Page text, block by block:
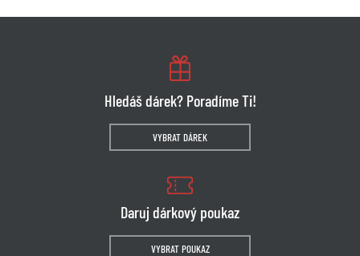
Hledáš dárek? Poradíme Ti!
VYBRAT DÁREK
Daruj dárkový poukaz
VYBRAT POUKAZ